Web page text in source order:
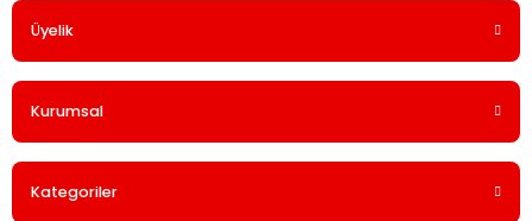
Üyelik
Kurumsal
Kategoriler